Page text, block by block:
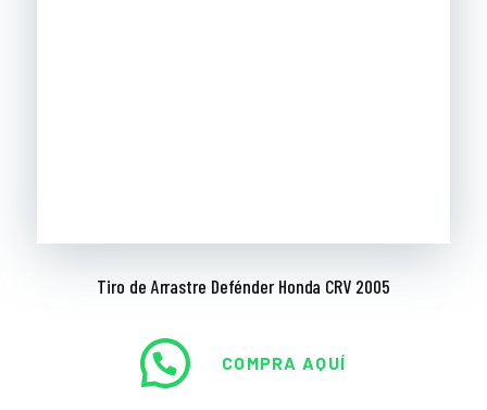
Tiro de Arrastre Defénder Honda CRV 2005
COMPRA AQUÍ